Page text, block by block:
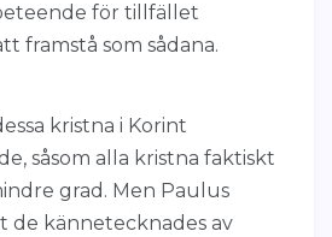
för tillfället
framstå som sådana.
kristna i Korint
såsom alla kristna faktiskt
grad. Men Paulus
de kännetecknades av